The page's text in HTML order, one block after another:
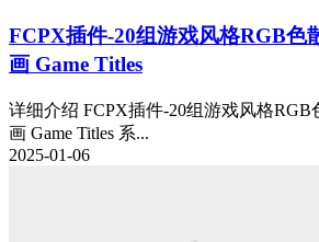
FCPX插件-20组游戏风格RGB色
画 Game Titles
详细介绍 FCPX插件-20组游戏风格RGB
画 Game Titles 系...
2025-01-06